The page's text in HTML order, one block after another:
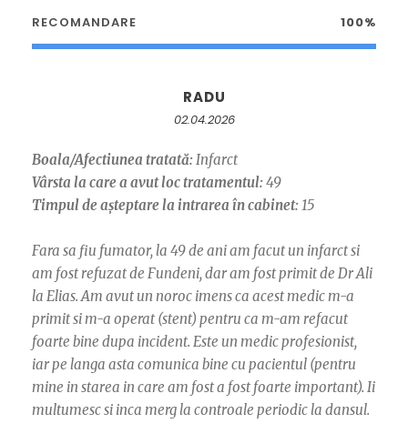
RECOMANDARE 100%
RADU
02.04.2026
Boala/Afectiunea tratată: Infarct
Vârsta la care a avut loc tratamentul: 49
Timpul de așteptare la intrarea în cabinet: 15
Fara sa fiu fumator, la 49 de ani am facut un infarct si
am fost refuzat de Fundeni, dar am fost primit de Dr Ali
la Elias. Am avut un noroc imens ca acest medic m-a
primit si m-a operat (stent) pentru ca m-am refacut
foarte bine dupa incident. Este un medic profesionist,
iar pe langa asta comunica bine cu pacientul (pentru
mine in starea in care am fost a fost foarte important). Ii
multumesc si inca merg la controale periodic la dansul.